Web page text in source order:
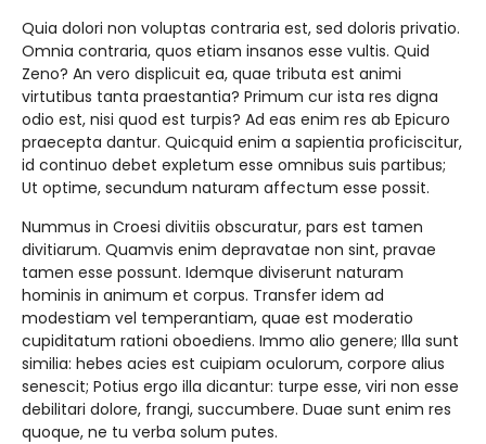
Quia dolori non voluptas contraria est, sed doloris privatio.
Omnia contraria, quos etiam insanos esse vultis. Quid
Zeno? An vero displicuit ea, quae tributa est animi
virtutibus tanta praestantia? Primum cur ista res digna
odio est, nisi quod est turpis? Ad eas enim res ab Epicuro
praecepta dantur. Quicquid enim a sapientia proficiscitur,
id continuo debet expletum esse omnibus suis partibus;
Ut optime, secundum naturam affectum esse possit.
Nummus in Croesi divitiis obscuratur, pars est tamen
divitiarum. Quamvis enim depravatae non sint, pravae
tamen esse possunt. Idemque diviserunt naturam
hominis in animum et corpus. Transfer idem ad
modestiam vel temperantiam, quae est moderatio
cupiditatum rationi oboediens. Immo alio genere; Illa sunt
similia: hebes acies est cuipiam oculorum, corpore alius
senescit; Potius ergo illa dicantur: turpe esse, viri non esse
debilitari dolore, frangi, succumbere. Duae sunt enim res
quoque, ne tu verba solum putes.